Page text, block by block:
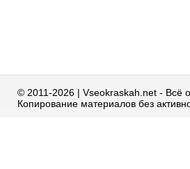
© 2011-2026 | Vseokraskah.net - Всё о
Копирование материалов без